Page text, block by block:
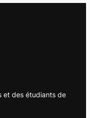
et des étudiants de